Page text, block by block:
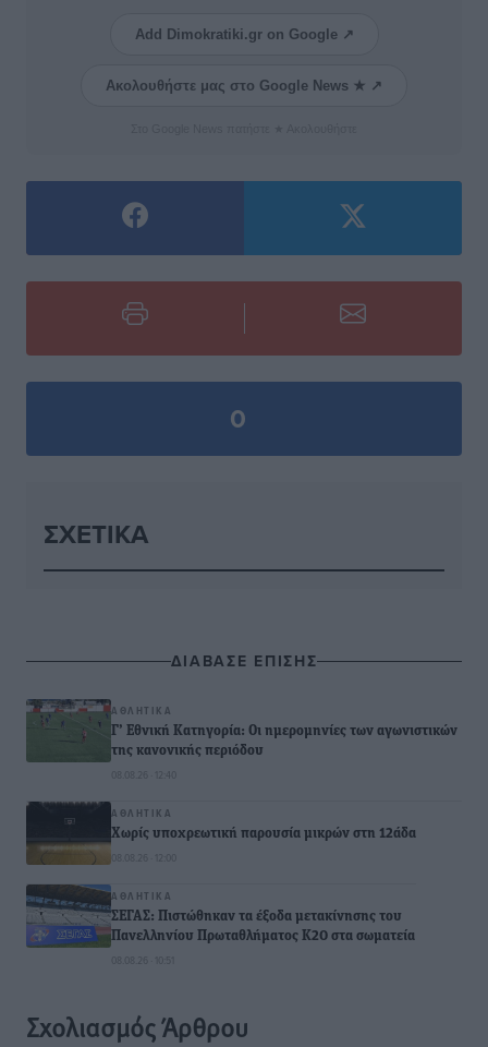
Add Dimokratiki.gr on Google ↗
Ακολουθήστε μας στο Google News ★ ↗
0
ΣΧΕΤΙΚΆ
ΔΙΑΒΑΣΕ ΕΠΙΣΗΣ
ΑΘΛΗΤΙΚΆ
Γ’ Εθνική Κατηγορία: Οι ημερομηνίες των αγωνιστικών
της κανονικής περιόδου
08.08.26 · 12:40
ΑΘΛΗΤΙΚΆ
Χωρίς υποχρεωτική παρουσία μικρών στη 12άδα
08.08.26 · 12:00
ΑΘΛΗΤΙΚΆ
ΣΕΓΑΣ: Πιστώθηκαν τα έξοδα μετακίνησης του
Πανελληνίου Πρωταθλήματος Κ20 στα σωματεία
08.08.26 · 10:51
Σχολιασμός Άρθρου